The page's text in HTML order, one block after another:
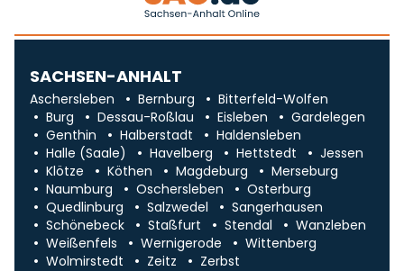
SACHSEN-ANHALT
Aschersleben Bernburg
Bitterfeld-Wolfen
Burg
Dessau-Roßlau Eisleben
Gardelegen
Genthin
Halberstadt
Haldensleben
Halle (Saale)
Havelberg Hettstedt
Jessen
Klötze
Köthen Magdeburg
Merseburg
Naumburg
Oschersleben
Osterburg
Quedlinburg
Salzwedel
Sangerhausen
Schönebeck
Staßfurt Stendal
Wanzleben
Weißenfels
Wernigerode
Wittenberg
Wolmirstedt
Zeitz Zerbst